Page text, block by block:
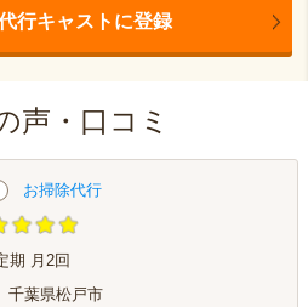
行キャストに登録
声・口コミ
お掃除代行
期 月2回
千葉県松戸市